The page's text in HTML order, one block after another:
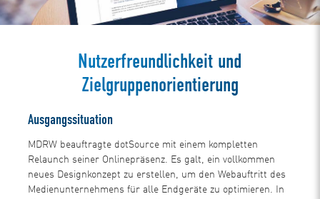
Nutzerfreundlichkeit und
Zielgruppenorientierung
Ausgangssituation
MDRW beauftragte dotSource mit einem kompletten
Relaunch seiner Onlinepräsenz. Es galt, ein vollkommen
neues Designkonzept zu erstellen, um den Webauftritt des
Medienunternehmens für alle Endgeräte zu optimieren. In